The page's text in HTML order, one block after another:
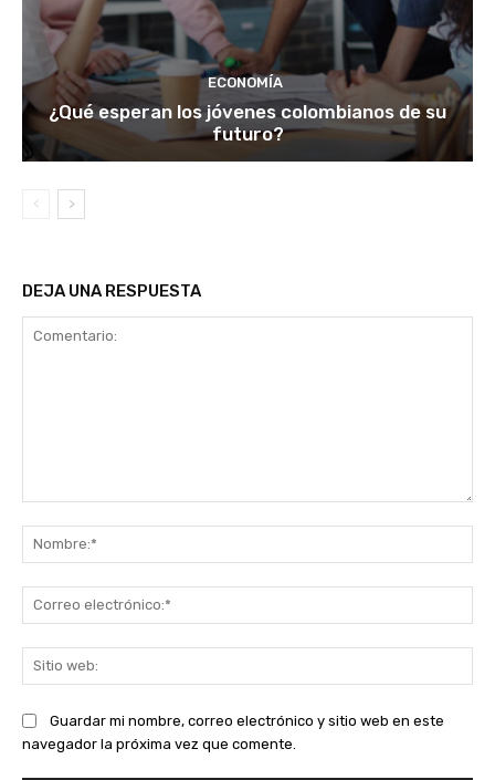
ECONOMÍA
¿Qué esperan los jóvenes colombianos de su
futuro?
DEJA UNA RESPUESTA
Guardar mi nombre, correo electrónico y sitio web en este
navegador la próxima vez que comente.